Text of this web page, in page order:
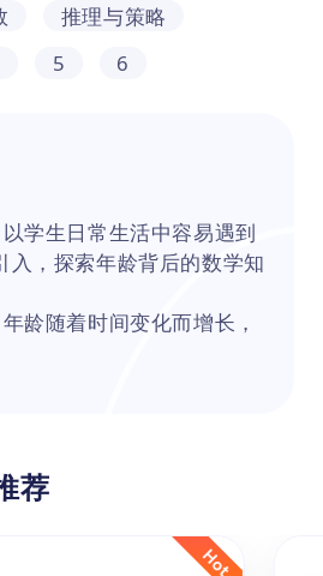
推理与策略
5 6
以学生日常生活中容易遇到
入，探索年龄背后的数学知
龄随着时间变化而增长，
何根据出生年份计算年
人的年龄之和随年份增长
荐